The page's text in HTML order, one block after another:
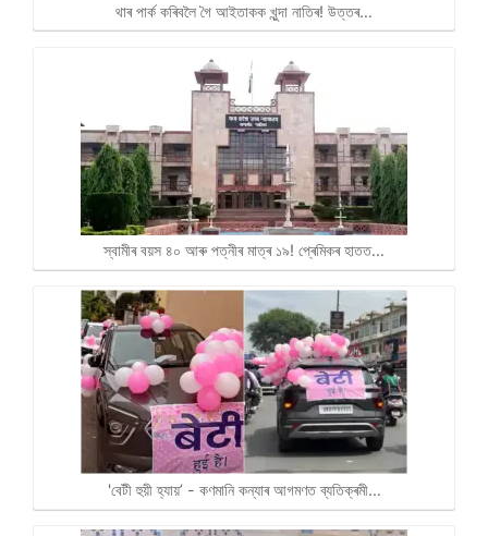
থাৰ পাৰ্ক কৰিবলৈ গৈ আইতাকক খুন্দা নাতিৰ! উত্তৰ…
স্বামীৰ বয়স ৪০ আৰু পত্নীৰ মাত্ৰ ১৯! প্ৰেমিকৰ হাতত…
'বেটী হুয়ী হ্যায়’ - কণমানি কন্যাৰ আগমণত ব্যতিক্ৰমী…